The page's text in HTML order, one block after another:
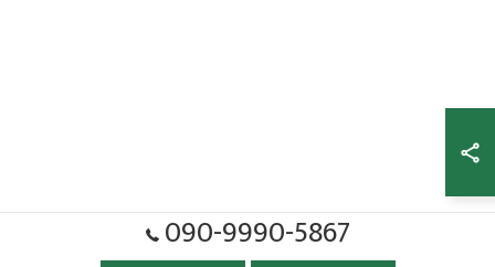
090-9990-5867